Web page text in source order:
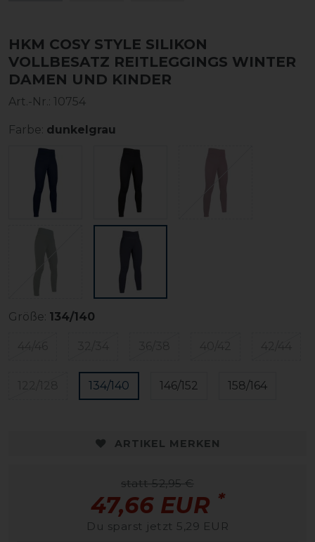
HKM COSY STYLE SILIKON
VOLLBESATZ REITLEGGINGS WINTER
DAMEN UND KINDER
Art.-Nr.: 10754
Farbe: dunkelgrau
Größe: 134/140
134/140 146/152 158/164
ARTIKEL MERKEN
statt 52,95 €
47,66 EUR *
Du sparst jetzt 5,29 EUR